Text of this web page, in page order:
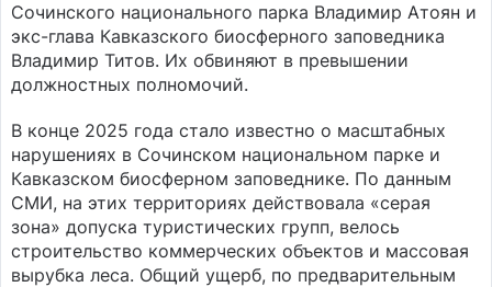
Сочинского национального парка Владимир Атоян и
экс-глава Кавказского биосферного заповедника
Владимир Титов. Их обвиняют в превышении
должностных полномочий.
В конце 2025 года стало известно о масштабных
нарушениях в Сочинском национальном парке и
Кавказском биосферном заповеднике. По данным
СМИ, на этих территориях действовала «серая
зона» допуска туристических групп, велось
строительство коммерческих объектов и массовая
вырубка леса. Общий ущерб, по предварительным